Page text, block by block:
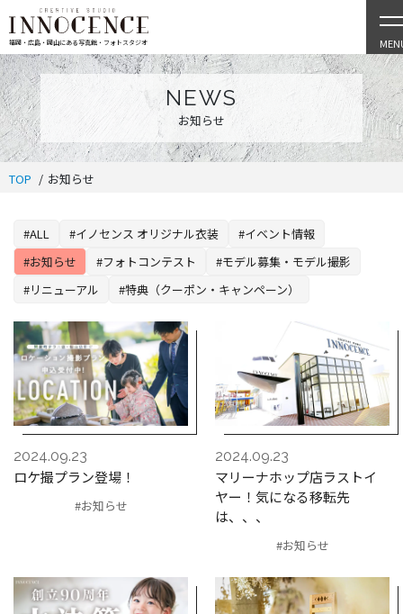
福岡・広島・岡山にある写真館・フォトスタジオ
NEWS
お知らせ
TOP お知らせ
#ALL #イノセンス オリジナル衣装
#イベント情報
#お知らせ
#フォトコンテスト
#モデル募集・モデル撮影
#リニューアル
#特典（クーポン・キャンペーン）
2024.09.23
ロケ撮プラン登場！
#お知らせ
2024.09.23
マリーナホップ店ラストイ
ヤー！気になる移転先
は、、、
#お知らせ